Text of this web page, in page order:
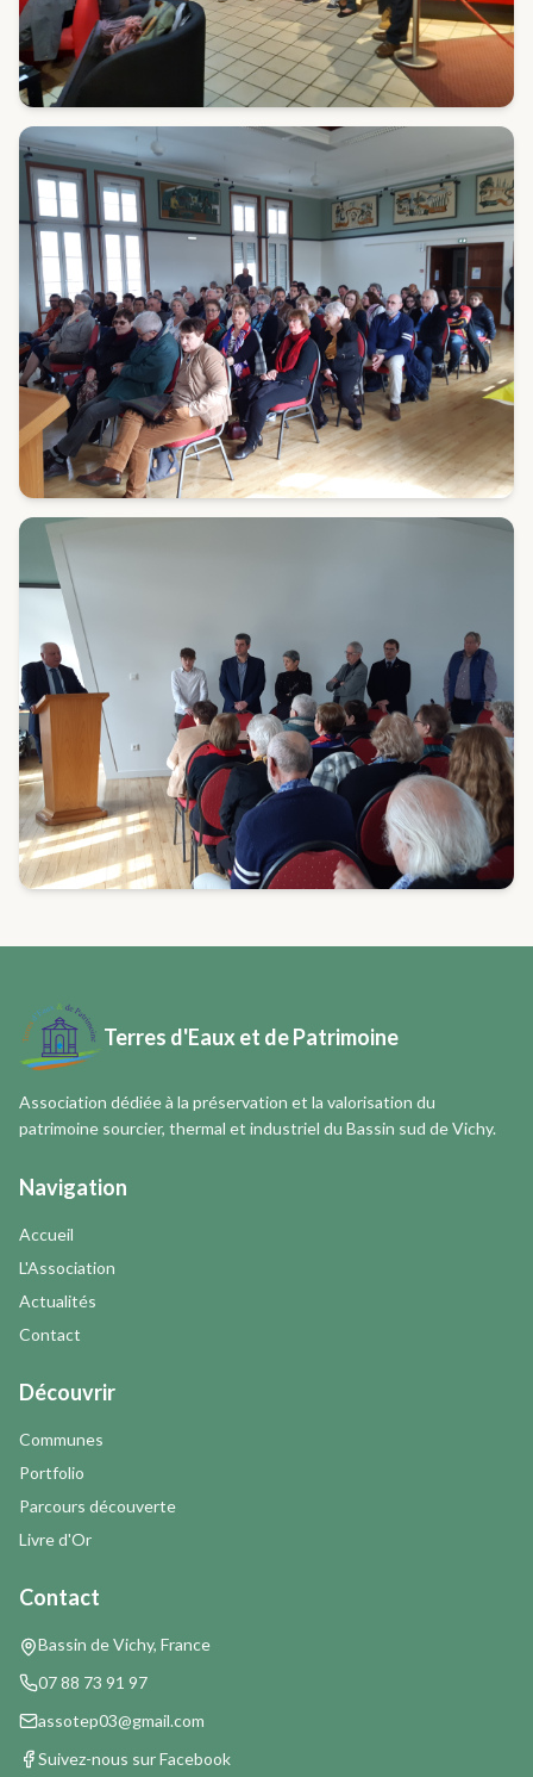
Terres d'Eaux et de Patrimoine
Association dédiée à la préservation et la valorisation du
patrimoine sourcier, thermal et industriel du Bassin sud de Vichy.
Navigation
Accueil
L'Association
Actualités
Contact
Découvrir
Communes
Portfolio
Parcours découverte
Livre d'Or
Contact
Bassin de Vichy, France
07 88 73 91 97
assotep03@gmail.com
Suivez-nous sur Facebook